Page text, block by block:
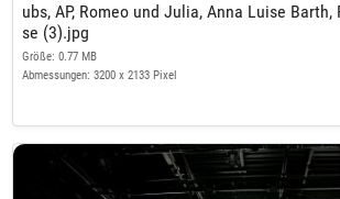
ubs, AP, Romeo und Julia, Anna Luise Barth,
se (3).jpg
Größe: 0.77 MB
Abmessungen: 3200 x 2133 Pixel